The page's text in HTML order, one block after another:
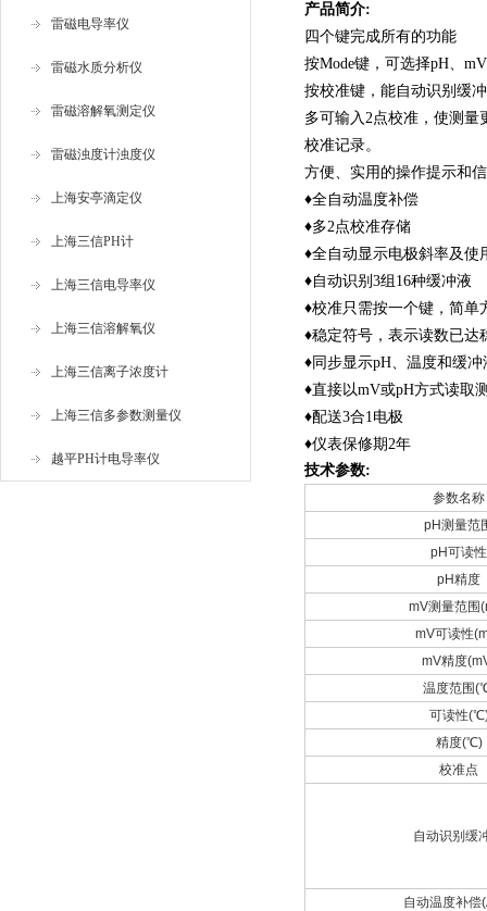
雷磁电导率仪
雷磁水质分析仪
雷磁溶解氧测定仪
雷磁浊度计浊度仪
上海安亭滴定仪
上海三信PH计
上海三信电导率仪
上海三信溶解氧仪
上海三信离子浓度计
上海三信多参数测量仪
越平PH计电导率仪
产品简介:
四个键完成所有的功能
按Mode键，可选择pH、
按校准键，能自动识别缓
多可输入2点校准，使测量
校准记录。
方便、实用的操作提示和
♦全自动温度补偿
♦多2点校准存储
♦全自动显示电极斜率及使
♦自动识别3组16种缓冲液
♦校准只需按一个键，简单
♦稳定符号，表示读数已达
♦ 同步显示pH、温度和缓冲
♦直接以mV或pH方式读取
♦配送3合1电极
♦仪表保修期2年
技术参数:
参数名称
pH测量范
pH可读性
pH精度
mV测量范围
mV可读性
mV精度
温度范围
可读性
精度(℃)
校准点
自动识别缓
自动温度补偿